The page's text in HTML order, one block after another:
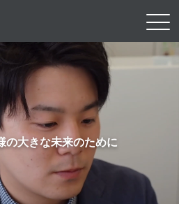
の大きな未来のために